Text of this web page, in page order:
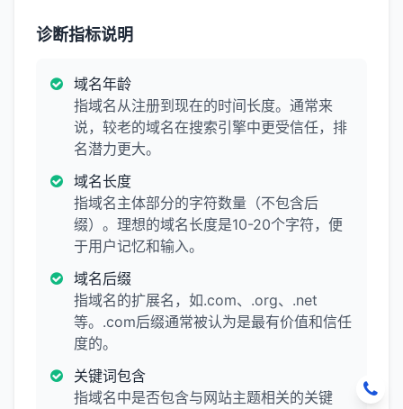
诊断指标说明
域名年龄
指域名从注册到现在的时间长度。通常来
说，较老的域名在搜索引擎中更受信任，排
名潜力更大。
域名长度
指域名主体部分的字符数量（不包含后
缀）。理想的域名长度是10-20个字符，便
于用户记忆和输入。
域名后缀
指域名的扩展名，如.com、.org、.net
等。.com后缀通常被认为是最有价值和信任
度的。
关键词包含
指域名中是否包含与网站主题相关的关键